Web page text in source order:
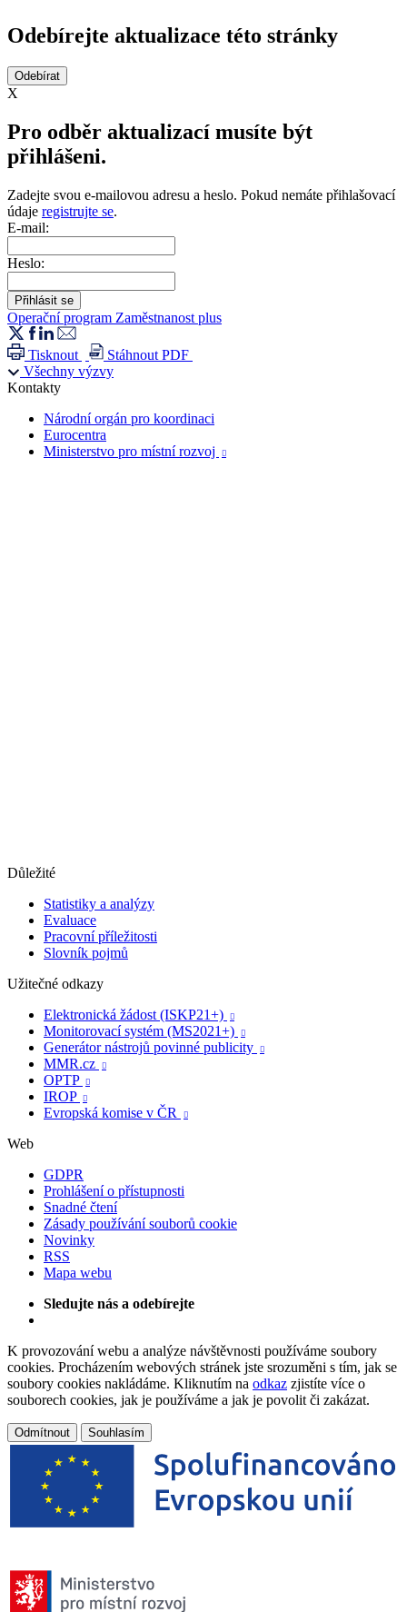
Odebírejte aktualizace této stránky
X
Pro odběr aktualizací musíte být
přihlášeni.
Zadejte svou e-mailovou adresu a heslo. Pokud nemáte přihlašovací
údaje registrujte se.
E-mail:
Heslo:
Operační program Zaměstnanost plus
Tisknout
Stáhnout PDF
Všechny výzvy
Kontakty
Národní orgán pro koordinaci
Eurocentra
Ministerstvo pro místní rozvoj

Důležité
Statistiky a analýzy
Evaluace
Pracovní příležitosti
Slovník pojmů
Užitečné odkazy
Elektronická žádost (ISKP21+)

Monitorovací systém (MS2021+) 
Generátor nástrojů povinné publicity 
MMR.cz 
OPTP 
IROP 
Evropská komise v ČR 
Web
GDPR
Prohlášení o přístupnosti
Snadné čtení
Zásady používání souborů cookie
Novinky
RSS
Mapa webu
Sledujte nás a odebírejte
K provozování webu a analýze návštěvnosti používáme soubory
cookies. Procházením webových stránek jste srozuměni s tím, jak se
soubory cookies nakládáme. Kliknutím na odkaz zjistíte více o
souborech cookies, jak je používáme a jak je povolit či zakázat.
Odmítnout Souhlasím